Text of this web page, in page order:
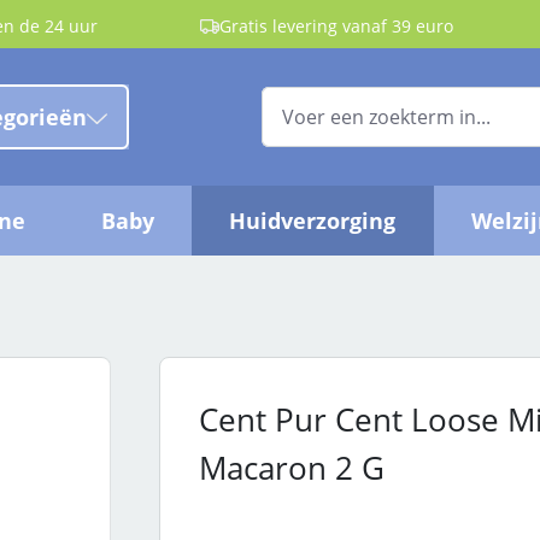
de 24 uur Gratis levering vanaf 39 euro
Baby Huidverzorging
Cent Pur Cent Loose
Macaron 2 G